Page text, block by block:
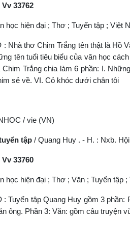
Vv 33762
học hiện đại ; Thơ ; Tuyển tập ; Việt
: Nhà thơ Chim Trắng tên thật là Hồ
tên tuổi tiêu biểu của văn học
Chim Trắng chia làm 6 phần: I.
sẻ về. VI. Cỏ khóc dưới chân tôi
/ vie (VN)
tập / Quang Huy . - H. : Nxb.
Vv 33760
học hiện đại ; Thơ ; Văn ; Tuyển tập ;
: Tuyển tập Quang Huy gồm 3 phần:
ông. Phần 3: Văn: gồm câu truyện